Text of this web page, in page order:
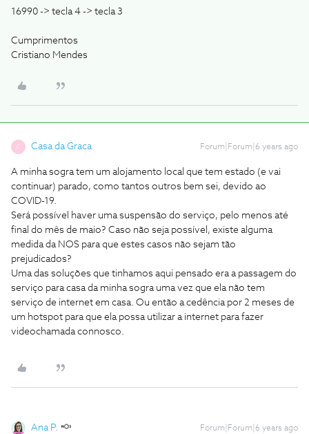
16990 -> tecla 4 -> tecla 3
Cumprimentos
Cristiano Mendes
C Casa da Graca Forum|Forum|6 years ago
A minha sogra tem um alojamento local que tem estado (e vai
continuar) parado, como tantos outros bem sei, devido ao
COVID-19.
Será possível haver uma suspensão do serviço, pelo menos até
final do mês de maio? Caso não seja possível, existe alguma
medida da NOS para que estes casos não sejam tão
prejudicados?
Uma das soluções que tinhamos aqui pensado era a passagem do
serviço para casa da minha sogra uma vez que ela não tem
serviço de internet em casa. Ou então a cedência por 2 meses de
um hotspot para que ela possa utilizar a internet para fazer
videochamada connosco.
Ana P. Forum|Forum|6 years ago